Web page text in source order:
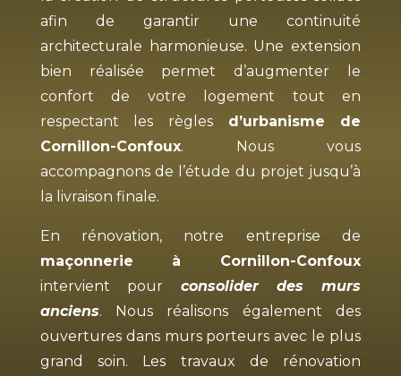
afin de garantir une continuité
architecturale harmonieuse. Une extension
bien réalisée permet d’augmenter le
confort de votre logement tout en
respectant les règles d’urbanisme de
Cornillon-Confoux. Nous vous
accompagnons de l’étude du projet jusqu’à
la livraison finale.
En rénovation, notre entreprise de
maçonnerie à Cornillon-Confoux
intervient pour consolider des murs
anciens. Nous réalisons également des
ouvertures dans murs porteurs avec le plus
grand soin. Les travaux de rénovation